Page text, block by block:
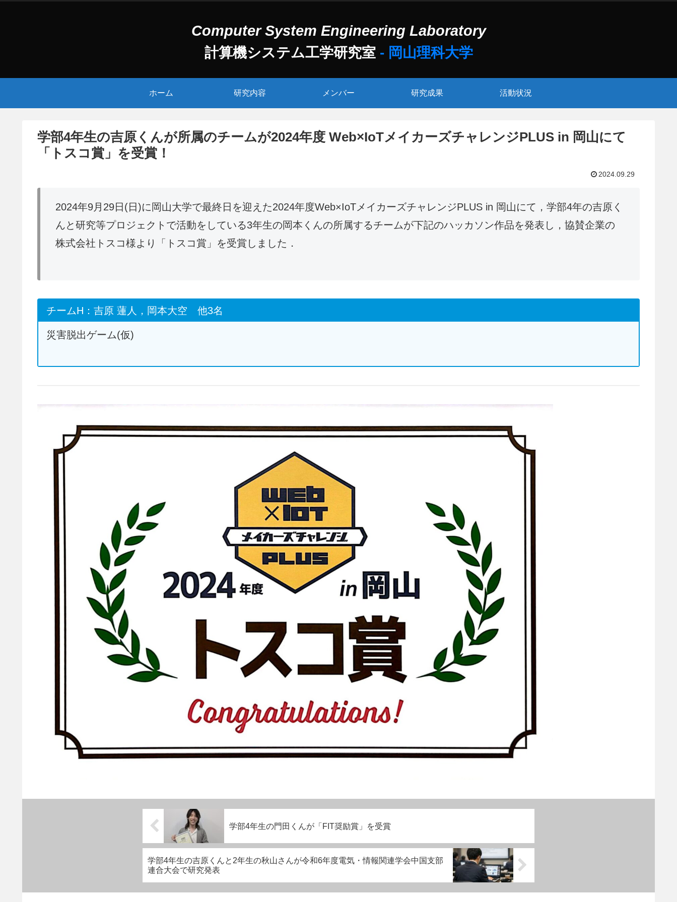
計算機システム工学研究室
ホーム 研究内容 メンバー 研究成果 活動状況
学部4年生の吉原くんが所属のチームが2024年度 Web×IoTメイカーズチャレンジPLUS in 岡山にて
「トスコ賞」を受賞！
2024.09.29
2024年9月29日(日)に岡山大学で最終日を迎えた2024年度Web×IoTメイカーズチャレンジPLUS in 岡山にて，学部4年の吉原く
んと研究等プロジェクトで活動をしている3年生の岡本くんの所属するチームが下記のハッカソン作品を発表し，協賛企業の
株式会社トスコ様より「トスコ賞」を受賞しました．
チームH：吉原 蓮人，岡本大空 他3名
災害脱出ゲーム(仮)
学部4年生の門田くんが「FIT奨励賞」を受賞
学部4年生の吉原くんと2年生の秋山さんが令和6年度電気・情報関連学会中国支部
連合大会で研究発表